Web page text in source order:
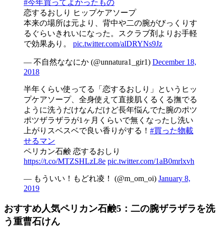
#今年買ってよかったもの
恋するおしり ヒップケアソープ
本来の場所は元より、背中や二の腕がびっくりす
るぐらいきれいになった。スクラブ剤よりお手軽
で効果あり。 pic.twitter.com/alDRYNs9Jz
— 不自然ななにか (@unnatura1_gir1) December 18,
2018
半年くらい使ってる「恋するおしり」というヒッ
プケアソープ、全身使えて直接肌くるくる撫でる
ように洗うだけなんだけど長年悩んでた腕のポツ
ポツザラザラが1ヶ月くらいで無くなったし洗い
上がりスベスベで良い香りがする！ #買った物載
せるマン
ペリカン石鹸 恋するおしり
https://t.co/MTZSHLzL8e pic.twitter.com/1aB0mrlxvh
— もういい！もどれ凌！ (@m_om_oi) January 8,
2019
おすすめ人気ペリカン石鹸5：二の腕ザラザラを洗
う重曹石けん